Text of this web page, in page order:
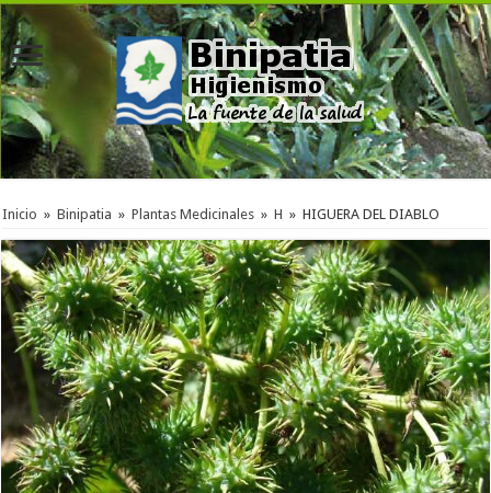
Inicio » Binipatia » Plantas Medicinales » H » HIGUERA DEL DIABLO